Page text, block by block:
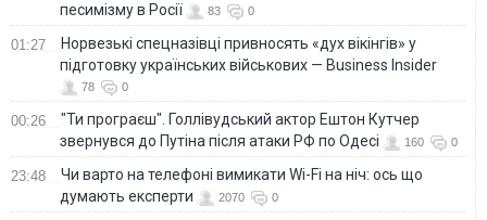
песимізму в Росії
83 0
01:27
Норвезькі спецназівці привносять «дух вікінгів» у
підготовку українських військових — Business Insider
78 0
00:26
"Ти програєш". Голлівудський актор Ештон Кутчер
звернувся до Путіна після атаки РФ по Одесі
160 0
23:48
Чи варто на телефонi вимикати Wi-Fi на ніч: ось що
думають експерти
2070 0